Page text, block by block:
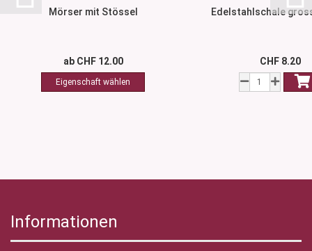
Mörser mit Stössel
ab CHF 12.00
Edelstahlschale
CHF 8.20
Informationen